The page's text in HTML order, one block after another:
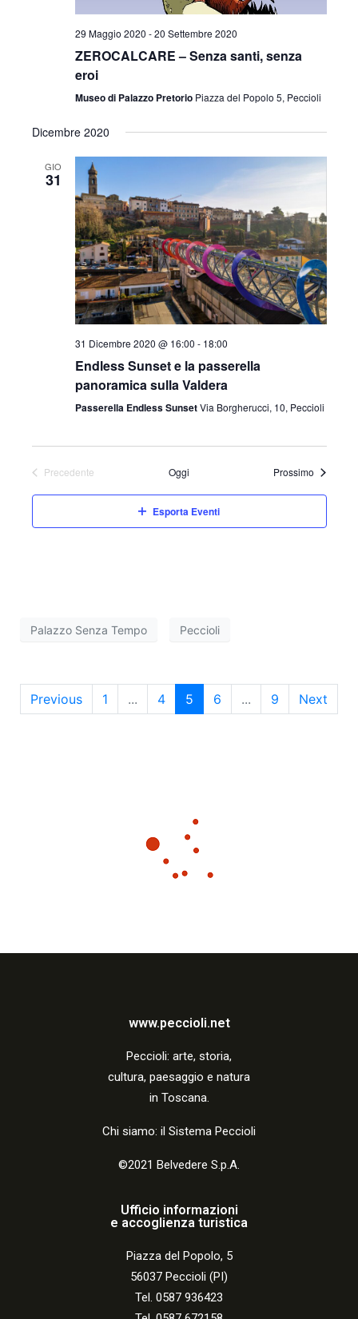
e
v
i
g
z
i
o
n
e
29 Maggio 2020 -20 Settembre 2020
ZEROCALCARE – Senza santi, senza
eroi
Museo di Palazzo Pretorio Piazza del Popolo 5, Peccioli
Dicembre 2020
GIO
31
31 Dicembre 2020 @ 16:00 - 18:00
Endless Sunset e la passerella
panoramica sulla Valdera
Passerella Endless SunsetVia Borgherucci, 10, Peccioli
Precedente
Oggi Prossimo Eventi
Esporta Eventi
Palazzo Senza Tempo Peccioli
Previous 1 ... 4 5 6 ... 9 Next
www.peccioli.net
Peccio li: arte, storia,
cultura, paesaggio e natura
in Toscana.
Chi siamo: il Sistema Peccioli
©2021 Belvedere S.p.A.
Ufficio informazioni
e accoglienza turistica
Piazza del Popolo, 5
56037 Peccioli (PI)
Tel. 0587 936423